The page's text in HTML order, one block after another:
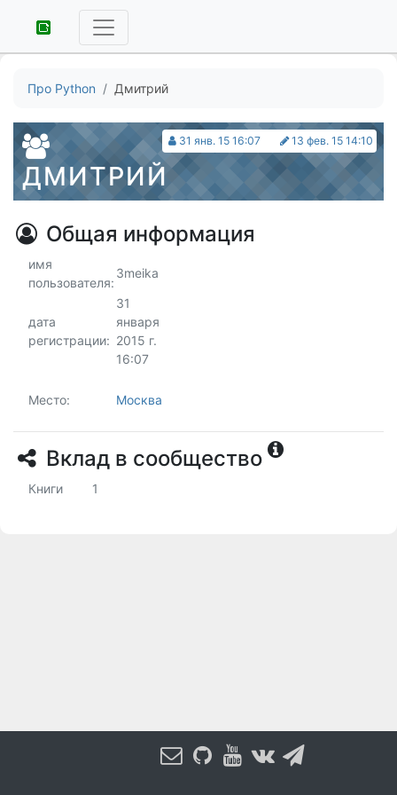
Про Python Дмитрий
31 янв. 15 16:07 13 фев. 15 14:10
ДМИТРИЙ
Общая информация
имя
пользователя:
3meika
дата
регистрации:
31
января
2015 г.
16:07
Место: Москва
Вклад в сообщество
Книги 1